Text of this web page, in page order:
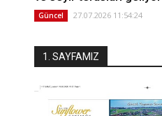
Güncel 27.07.2026 11:54:24
1. SAYFAMIZ